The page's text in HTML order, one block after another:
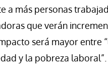
más personas
que verán
será mayor entre
y la pobreza laboral”.